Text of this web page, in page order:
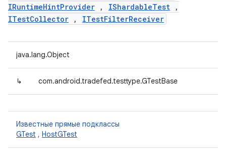
IRuntimeHintProvider , IShardableTest ,
ITestCollector , ITestFilterReceiver
java.lang.Object
↳ com.android.tradefed.testtype.GTestBase
Известные прямые подклассы
GTest , HostGTest